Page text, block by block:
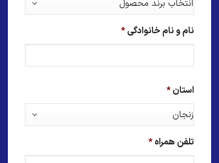
نام و نام خانوادگی*
استان*
تلفن همراه*